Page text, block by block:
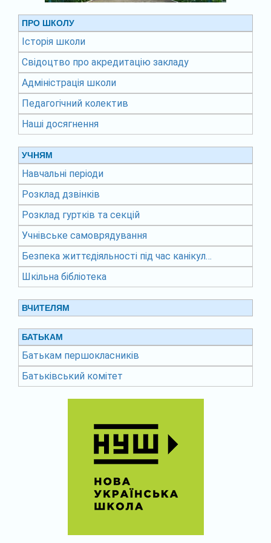
ПРО ШКОЛУ
Історія школи
Свідоцтво про акредитацію закладу
Адміністрація школи
Педагогічний колектив
Наші досягнення
УЧНЯМ
Навчальні періоди
Розклад дзвінків
Розклад гуртків та секцій
Учнівське самоврядування
Безпека життєдіяльності під час канікул…
Шкільна бібліотека
ВЧИТЕЛЯМ
БАТЬКАМ
Батькам першокласників
Батьківський комітет